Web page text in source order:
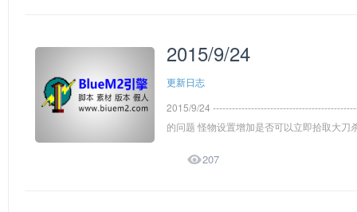
2015/9/24
更新日志
2015/9/24
的问题 怪物设置增加是否可以立即拾取大刀
207